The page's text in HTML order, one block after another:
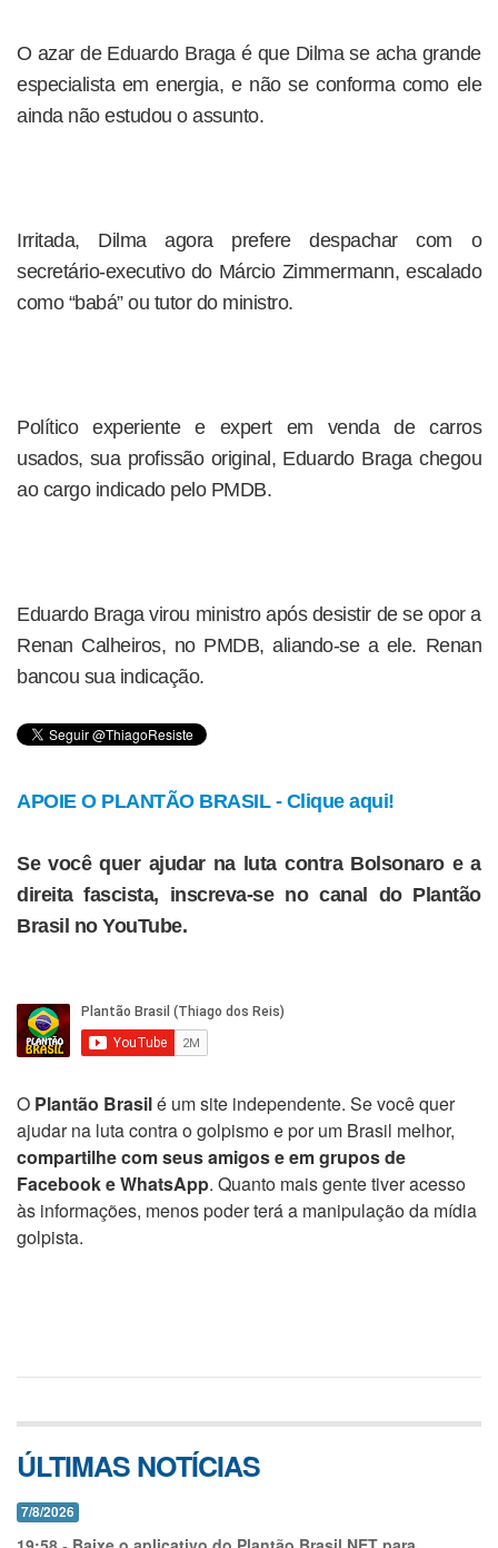
O azar de Eduardo Braga é que Dilma se acha grande
especialista em energia, e não se conforma como ele
ainda não estudou o assunto.
Irritada, Dilma agora prefere despachar com o
secretário-executivo do Márcio Zimmermann, escalado
como “babá” ou tutor do ministro.
Político experiente e expert em venda de carros
usados, sua profissão original, Eduardo Braga chegou
ao cargo indicado pelo PMDB.
Eduardo Braga virou ministro após desistir de se opor a
Renan Calheiros, no PMDB, aliando-se a ele. Renan
bancou sua indicação.
APOIE O PLANTÃO BRASIL - Clique aqui!
Se você quer ajudar na luta contra Bolsonaro e a
direita fascista, inscreva-se no canal do Plantão
Brasil no YouTube.
O Plantão Brasilé um site independente. Se você quer
ajudar na luta contra o golpismo e por um Brasil melhor,
compartilhe com seus amigos e em grupos de
Facebook e WhatsApp. Quanto mais gente tiver acesso
às informações, menos poder terá a manipulação da mídia
golpista.
ÚLTIMAS NOTÍCIAS
7/8/2026